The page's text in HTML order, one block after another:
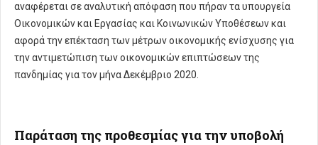
αναφέρεται σε αναλυτική απόφαση που πήραν τα υπουργεία
Οικονομικών και Εργασίας και Κοινωνικών Υποθέσεων και
αφορά την επέκταση των μέτρων οικονομικής ενίσχυσης για
την αντιμετώπιση των οικονομικών επιπτώσεων της
πανδημίας για τον μήνα Δεκέμβριο 2020.
Παράταση της προθεσμίας για την υποβολή